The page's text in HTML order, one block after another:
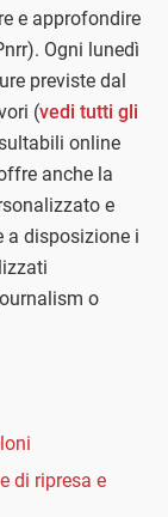
e approfondire
Ogni lunedì
previste dal
(vedi tutti gli
online
anche la
e
a disposizione i
o
di ripresa e